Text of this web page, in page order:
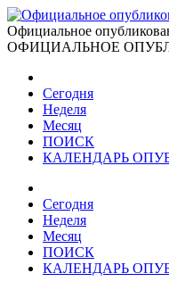
Официальное
ОФИЦИАЛЬНОЕ
Сегодня
Неделя
Месяц
ПОИСК
КАЛЕНДАРЬ
Сегодня
Неделя
Месяц
ПОИСК
КАЛЕНДАРЬ